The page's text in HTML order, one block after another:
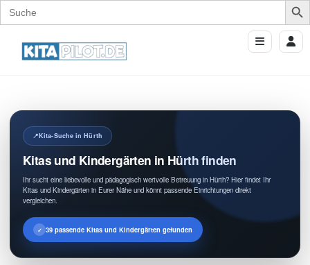
Search
for:
Kita-Suche in Hürth
Kitas und Kindergärten in Hürth finden
Ihr sucht eine liebevolle und pädagogisch wertvolle Betreuung in Hürth? Hier findet Ihr
Kitas und Kindergärten in Eurer Nähe und könnt passende Einrichtungen direkt
vergleichen.
39 passende Kitas und Kindergärten gefunden